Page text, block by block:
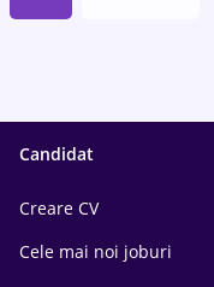
Candidat
Creare CV
Cele mai noi joburi